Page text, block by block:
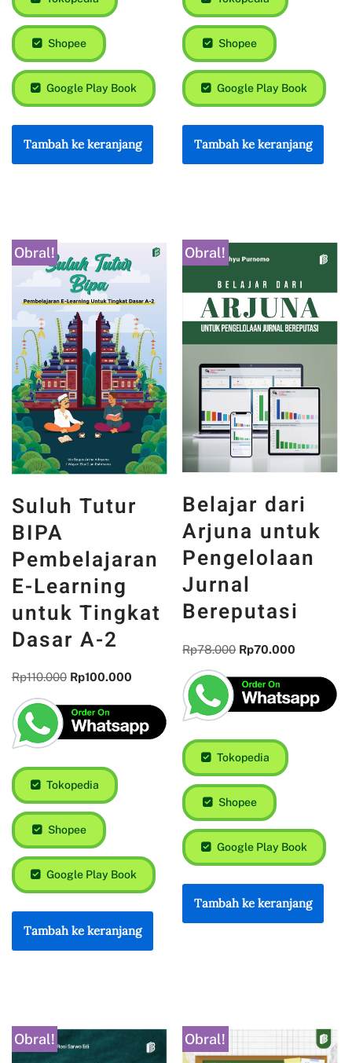
Shopee
Google Play Book
Tambah ke keranjang
Shopee
Google Play Book
Tambah ke keranjang
Obral!
Suluh Tutur
BIPA
Pembelajaran
E-Learning
untuk Tingkat
Dasar A-2
Rp110.000 Rp100.000
Tokopedia
Shopee
Google Play Book
Tambah ke keranjang
Obral!
Belajar dari
Arjuna untuk
Pengelolaan
Jurnal
Bereputasi
Rp78.000 Rp70.000
Tokopedia
Shopee
Google Play Book
Tambah ke keranjang
Obral! Obral!